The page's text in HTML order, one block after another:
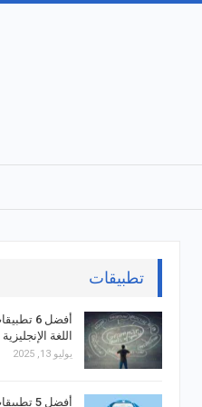
تطبيقات
أفضل 6
اللغة
يوليو 13, 2025
أفضل 5